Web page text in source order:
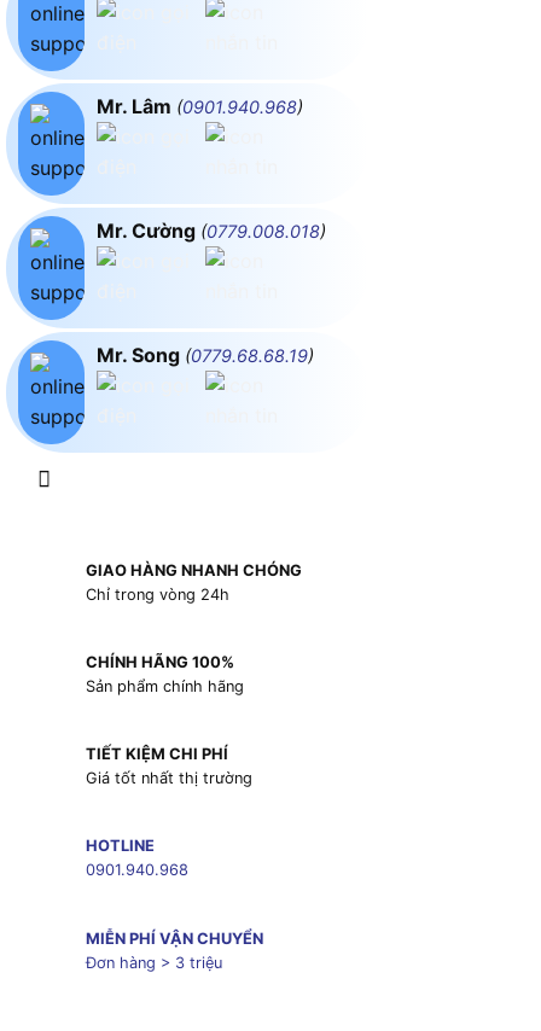
Mr. Lâm (0901.940.968)
Mr. Cường (0779.008.018)
Mr. Song (0779.68.68.19)
GIAO HÀNG NHANH CHÓNG
Chỉ trong vòng 24h
CHÍNH HÃNG 100%
Sản phẩm chính hãng
TIẾT KIỆM CHI PHÍ
Giá tốt nhất thị trường
HOTLINE
0901.940.968
MIỄN PHÍ VẬN CHUYỂN
Đơn hàng > 3 triệu